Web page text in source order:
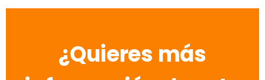
¿Quieres más